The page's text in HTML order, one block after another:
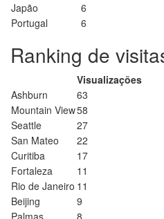
Japão
6
Portugal
6
Ranking de
Visualizações
Ashburn
63
Mountain View58
Seattle
27
San Mateo
22
Curitiba
17
Fortaleza
11
Rio de Janeiro 11
Beijing
9
Palmas
8